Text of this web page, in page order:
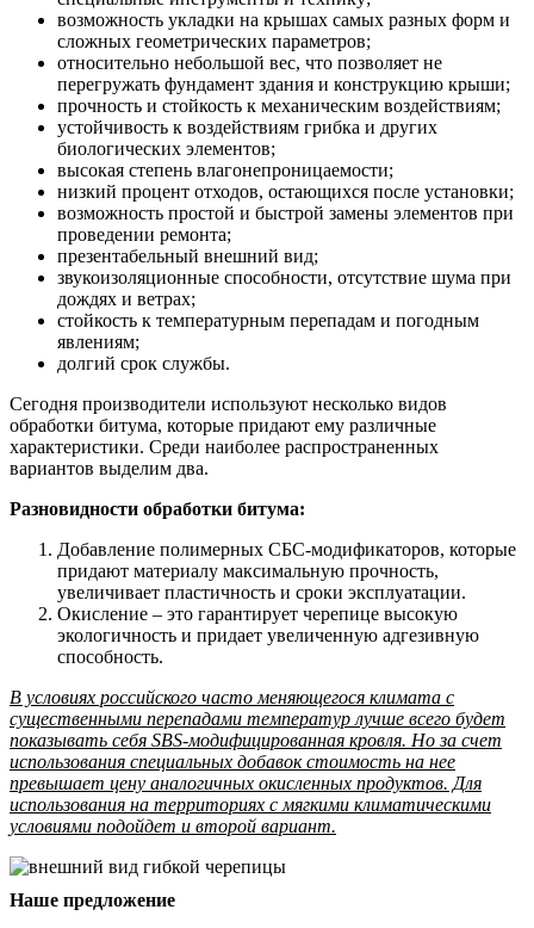
возможность укладки на крышах самых разных форм и
сложных геометрических параметров;
относительно небольшой вес, что позволяет не
перегружать фундамент здания и конструкцию крыши;
прочность и стойкость к механическим воздействиям;
устойчивость к воздействиям грибка и других
биологических элементов;
высокая степень влагонепроницаемости;
низкий процент отходов, остающихся после установки;
возможность простой и быстрой замены элементов при
проведении ремонта;
презентабельный внешний вид;
звукоизоляционные способности, отсутствие шума при
дождях и ветрах;
стойкость к температурным перепадам и погодным
явлениям;
долгий срок службы.
Сегодня производители используют несколько видов
обработки битума, которые придают ему различные
характеристики. Среди наиболее распространенных
вариантов выделим два.
Разновидности обработки битума:
Добавление полимерных СБС-модификаторов, которые
придают материалу максимальную прочность,
увеличивает пластичность и сроки эксплуатации.
Окисление – это гарантирует черепице высокую
экологичность и придает увеличенную адгезивную
способность.
В условиях российского часто меняющегося климата с
существенными перепадами температур лучше всего будет
показывать себя SBS-модифицированная кровля. Но за счет
использования специальных добавок стоимость на нее
превышает цену аналогичных окисленных продуктов. Для
использования на территориях с мягкими климатическими
условиями подойдет и второй вариант.
Наше предложение